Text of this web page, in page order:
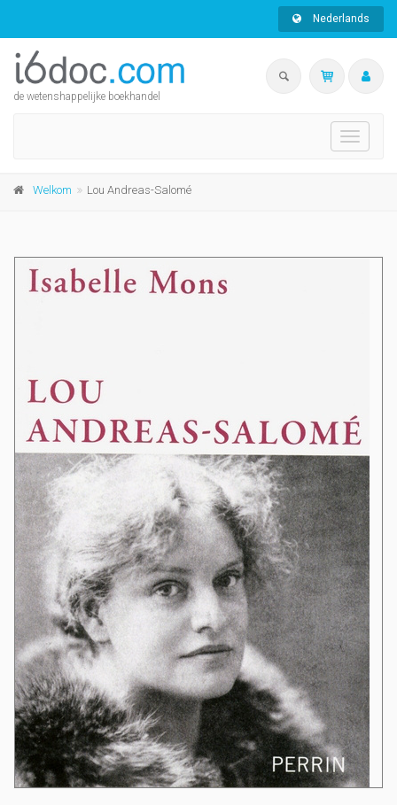
Nederlands
de wetenshappelijke boekhandel
Toggle
Welkom Lou Andreas-Salomé